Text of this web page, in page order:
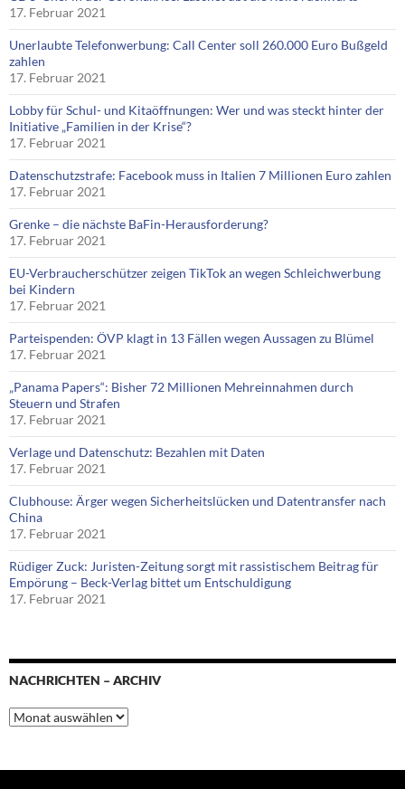
17. Februar 2021
Unerlaubte Telefonwerbung: Call Center soll 260.000 Euro Bußgeld
zahlen
17. Februar 2021
Lobby für Schul- und Kitaöffnungen: Wer und was steckt hinter der
Initiative „Familien in der Krise“?
17. Februar 2021
Datenschutzstrafe: Facebook muss in Italien 7 Millionen Euro zahlen
17. Februar 2021
Grenke – die nächste BaFin-Herausforderung?
17. Februar 2021
EU-Verbraucherschützer zeigen TikTok an wegen Schleichwerbung
bei Kindern
17. Februar 2021
Parteispenden: ÖVP klagt in 13 Fällen wegen Aussagen zu Blümel
17. Februar 2021
„Panama Papers“: Bisher 72 Millionen Mehreinnahmen durch
Steuern und Strafen
17. Februar 2021
Verlage und Datenschutz: Bezahlen mit Daten
17. Februar 2021
Clubhouse: Ärger wegen Sicherheitslücken und Datentransfer nach
China
17. Februar 2021
Rüdiger Zuck: Juristen-Zeitung sorgt mit rassistischem Beitrag für
Empörung – Beck-Verlag bittet um Entschuldigung
17. Februar 2021
NACHRICHTEN – ARCHIV
Nachrichten
–